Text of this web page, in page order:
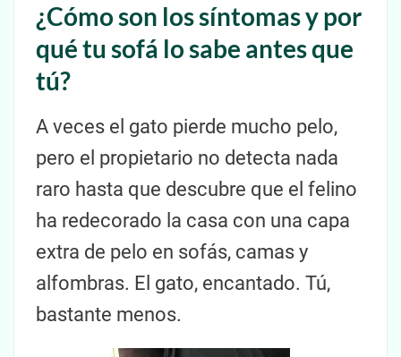
¿Cómo son los síntomas y por
qué tu sofá lo sabe antes que
tú?
A veces el gato pierde mucho pelo,
pero el propietario no detecta nada
raro hasta que descubre que el felino
ha redecorado la casa con una capa
extra de pelo en sofás, camas y
alfombras. El gato, encantado. Tú,
bastante menos.